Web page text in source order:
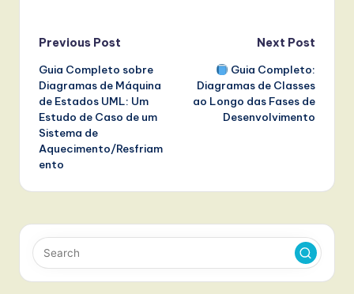
Post
navigation
Previous Post
Guia Completo sobre
Diagramas de Máquina
de Estados UML: Um
Estudo de Caso de um
Sistema de
Aquecimento/Resfriam
ento
Next Post
Guia Completo:
Diagramas de Classes
ao Longo das Fases de
Desenvolvimento